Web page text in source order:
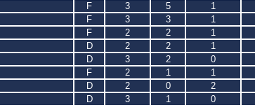
F 3 5 1
F 3 3 1
F 2 2 1
D 2 2 1
D 3 2 0
F 2 1 1
D 2 0 2
D 3 1 0